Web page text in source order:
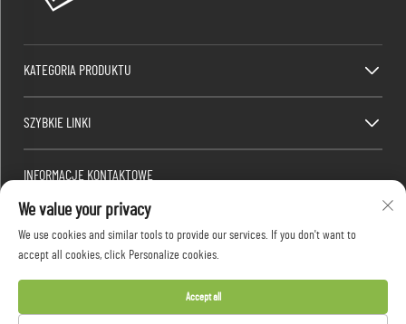
KATEGORIA PRODUKTU
SZYBKIE LINKI
INFORMACJE KONTAKTOWE
Factory/Office add : Strefa Przemysłowa Dawang, południowa część chińskiej drogi
Adres e-mail:[email protected]
/ Telefonowo:+86-13376626036
We value your privacy
We use cookies and similar tools to provide our services. If you don't want to
accept all cookies, click Personalize cookies.
Accept all